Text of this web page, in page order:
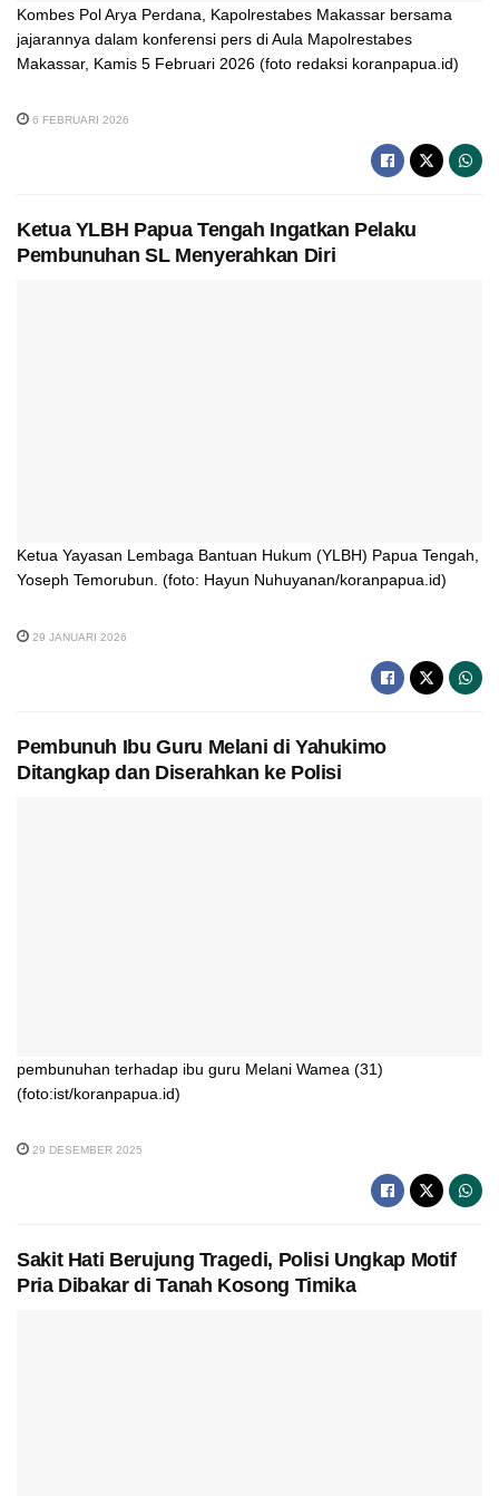
Kombes Pol Arya Perdana, Kapolrestabes Makassar bersama
jajarannya dalam konferensi pers di Aula Mapolrestabes
Makassar, Kamis 5 Februari 2026 (foto redaksi koranpapua.id)
6 FEBRUARI 2026
Ketua YLBH Papua Tengah Ingatkan Pelaku
Pembunuhan SL Menyerahkan Diri
Ketua Yayasan Lembaga Bantuan Hukum (YLBH) Papua Tengah,
Yoseph Temorubun. (foto: Hayun Nuhuyanan/koranpapua.id)
29 JANUARI 2026
Pembunuh Ibu Guru Melani di Yahukimo
Ditangkap dan Diserahkan ke Polisi
pembunuhan terhadap ibu guru Melani Wamea (31)
(foto:ist/koranpapua.id)
29 DESEMBER 2025
Sakit Hati Berujung Tragedi, Polisi Ungkap Motif
Pria Dibakar di Tanah Kosong Timika